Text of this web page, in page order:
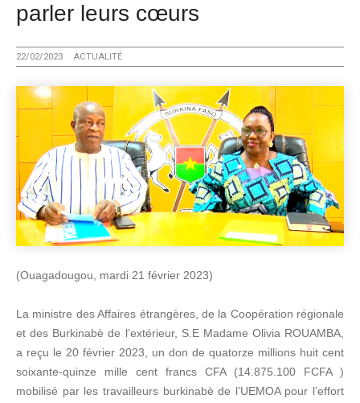
parler leurs cœurs
22/02/2023 ACTUALITÉ
(Ouagadougou, mardi 21 février 2023)
La ministre des Affaires étrangères, de la Coopération régionale
et des Burkinabè de l’extérieur, S.E Madame Olivia ROUAMBA,
a reçu le 20 février 2023, un don de quatorze millions huit cent
soixante-quinze mille cent francs CFA (14.875.100 FCFA )
mobilisé par les travailleurs burkinabè de l’UEMOA pour l’effort